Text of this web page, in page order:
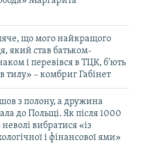
що мого найкращого
який став батьком-
і перевівся в ТЦК, б’ють
в тилу» – комбриг Габінет
з полону, а дружина
до Польщі. Як після 1000
неволі вибратися «із
і фінансової ями»